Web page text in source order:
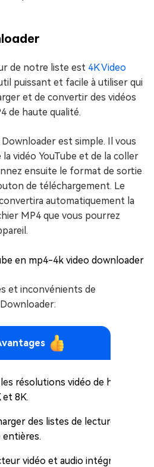
de notre liste est 4K Video
puissant et facile à utiliser qui
et de convertir des vidéos
de haute qualité.
est simple. Il vous
vidéo YouTube et de la coller
ensuite le format de sortie
de téléchargement. Le
automatiquement la
MP4 que vous pourrez
et inconvénients de
résolutions vidéo de haute
et 8K.
des listes de lecture et des
entières.
vidéo et audio intégré.